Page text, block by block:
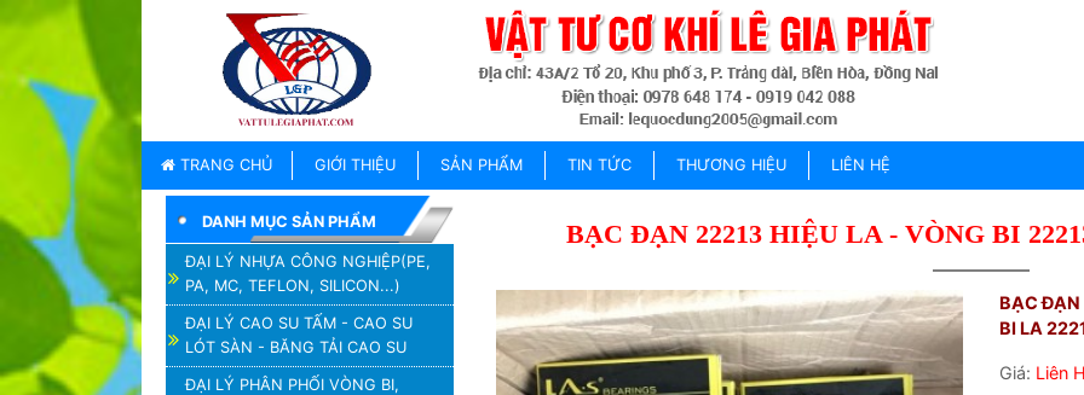
TRANG CHỦ GIỚI THIỆU SẢN PHẨM TIN TỨC THƯƠNG HIỆU LIÊN HỆ
TRANG
CHỦ
SẢN
PHẨM
THƯƠNG
TIN
TỨC
DANH MỤC SẢN PHẨM
ĐẠI LÝ NHỰA CÔNG NGHIỆP(PE,
PA, MC, TEFLON, SILICON...)
ĐẠI LÝ CAO SU TẤM - CAO SU
LÓT SÀN - BĂNG TẢI CAO SU
ĐẠI LÝ PHÂN PHỐI VÒNG BI,
BẠC ĐẠN 22213 HIỆU LA - VÒNG BI
BẠC ĐẠN
BI LA
Giá: Liên